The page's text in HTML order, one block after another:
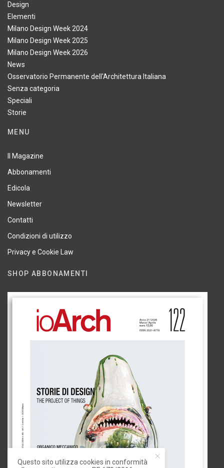
Design
Elementi
Milano Design Week 2024
Milano Design Week 2025
Milano Design Week 2026
News
Osservatorio Permanente dell'Architettura Italiana
Senza categoria
Speciali
Storie
MENU
Il Magazine
Abbonamenti
Edicola
Newsletter
Contatti
Condizioni di utilizzo
Privacy e Cookie Law
SHOP ABBONAMENTI
Questo sito utilizza cookies in conformità